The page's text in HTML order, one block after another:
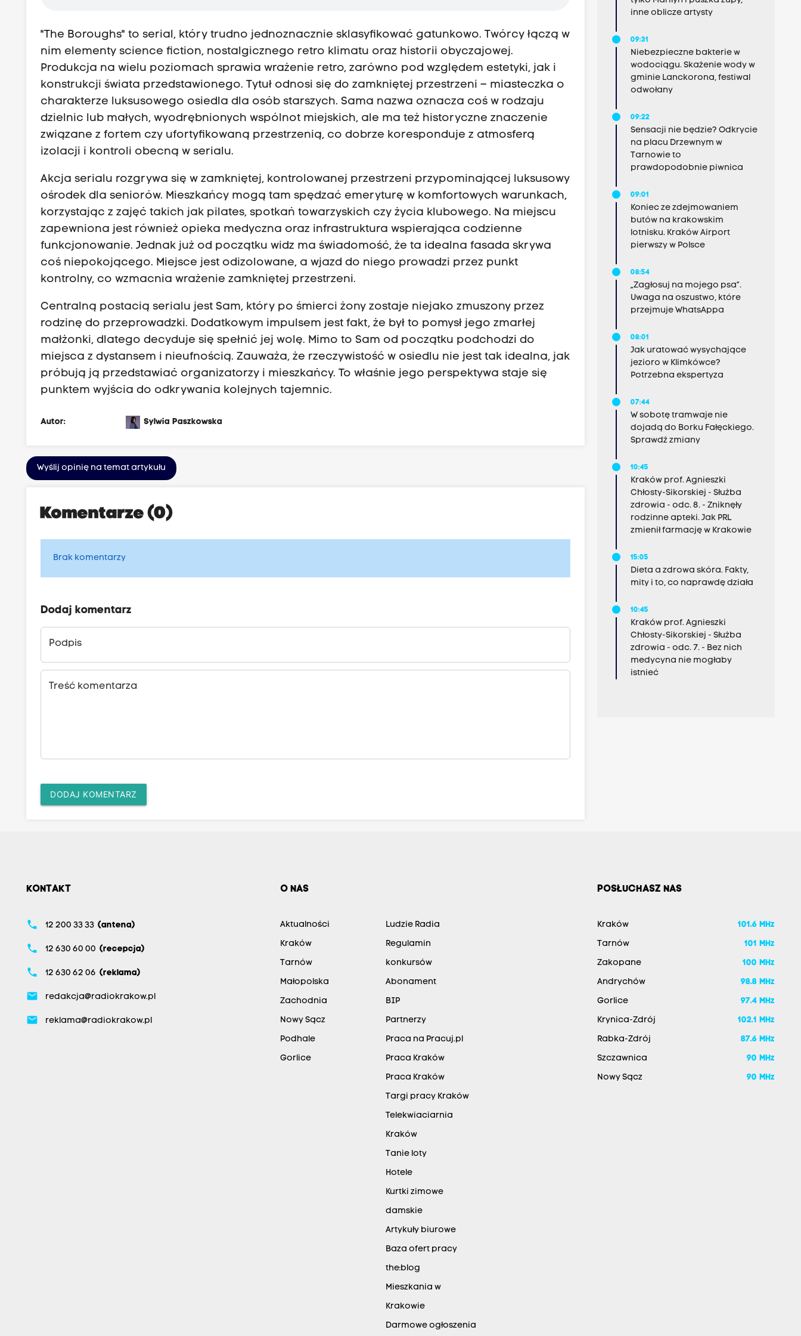
"The Boroughs" to serial, który trudno jednoznacznie sklasyfikować gatunkowo. Twórcy łączą w
nim elementy science fiction, nostalgicznego retro klimatu oraz historii obyczajowej.
Produkcja na wielu poziomach sprawia wrażenie retro, zarówno pod względem estetyki, jak i
konstrukcji świata przedstawionego. Tytuł odnosi się do zamkniętej przestrzeni – miasteczka o
charakterze luksusowego osiedla dla osób starszych. Sama nazwa oznacza coś w rodzaju
dzielnic lub małych, wyodrębnionych wspólnot miejskich, ale ma też historyczne znaczenie
związane z fortem czy ufortyfikowaną przestrzenią, co dobrze koresponduje z atmosferą
izolacji i kontroli obecną w serialu.
Akcja serialu rozgrywa się w zamkniętej, kontrolowanej przestrzeni przypominającej luksusowy
ośrodek dla seniorów. Mieszkańcy mogą tam spędzać emeryturę w komfortowych warunkach,
korzystając z zajęć takich jak pilates, spotkań towarzyskich czy życia klubowego. Na miejscu
zapewniona jest również opieka medyczna oraz infrastruktura wspierająca codzienne
funkcjonowanie. Jednak już od początku widz ma świadomość, że ta idealna fasada skrywa
coś niepokojącego. Miejsce jest odizolowane, a wjazd do niego prowadzi przez punkt
kontrolny, co wzmacnia wrażenie zamkniętej przestrzeni.
Centralną postacią serialu jest Sam, który po śmierci żony zostaje niejako zmuszony przez
rodzinę do przeprowadzki. Dodatkowym impulsem jest fakt, że był to pomysł jego zmarłej
małżonki, dlatego decyduje się spełnić jej wolę. Mimo to Sam od początku podchodzi do
miejsca z dystansem i nieufnością. Zauważa, że rzeczywistość w osiedlu nie jest tak idealna, jak
próbują ją przedstawiać organizatorzy i mieszkańcy. To właśnie jego perspektywa staje się
punktem wyjścia do odkrywania kolejnych tajemnic.
Autor: Sylwia Paszkowska
Wyślij opinię na temat artykułu
Komentarze (0)
Brak komentarzy
Dodaj komentarz
Podpis
Treść komentarza
DODAJ KOMENTARZ
inne oblicze artysty
09:31
Niebezpieczne bakterie w
wodociągu. Skażenie wody w
gminie Lanckorona, festiwal
odwołany
09:22
Sensacji nie będzie? Odkrycie
na placu Drzewnym w
Tarnowie to
prawdopodobnie piwnica
09:01
Koniec ze zdejmowaniem
butów na krakowskim
lotnisku. Kraków Airport
pierwszy w Polsce
08:54
„Zagłosuj na mojego psa”.
Uwaga na oszustwo, które
przejmuje WhatsAppa
08:01
Jak uratować wysychające
jezioro w Klimkówce?
Potrzebna ekspertyza
07:44
W sobotę tramwaje nie
dojadą do Borku Fałęckiego.
Sprawdź zmiany
10:45
Kraków prof. Agnieszki
Chłosty-Sikorskiej - Służba
zdrowia - odc. 8. - Zniknęły
rodzinne apteki. Jak PRL
zmienił farmację w Krakowie
15:05
Dieta a zdrowa skóra. Fakty,
mity i to, co naprawdę działa
10:45
Kraków prof. Agnieszki
Chłosty-Sikorskiej - Służba
zdrowia - odc. 7. - Bez nich
medycyna nie mogłaby
istnieć
KONTAKT
phone 12 200 33 33 (antena)
phone 12 630 60 00 (recepcja)
phone 12 630 62 06 (reklama)
email redakcja@radiokrakow.pl
email reklama@radiokrakow.pl
O NAS
Aktualności
Kraków
Tarnów
Małopolska
Zachodnia
Nowy Sącz
Podhale
Gorlice
Ludzie Radia
Regulamin
konkursów
Abonament
BIP
Partnerzy
Praca na Pracuj.pl
Praca Kraków
Praca Kraków
Targi pracy Kraków
Telekwiaciarnia
Kraków
Tanie loty
Hotele
Kurtki zimowe
damskie
Artykuły biurowe
Baza ofert pracy
the:blog
Mieszkania w
Krakowie
Darmowe ogłoszenia
POSŁUCHASZ NAS
Kraków 101.6 MHz
Tarnów 101 MHz
Zakopane 100 MHz
Andrychów 98.8 MHz
Gorlice 97.4 MHz
Krynica-Zdrój 102.1 MHz
Rabka-Zdrój 87.6 MHz
Szczawnica 90 MHz
Nowy Sącz 90 MHz